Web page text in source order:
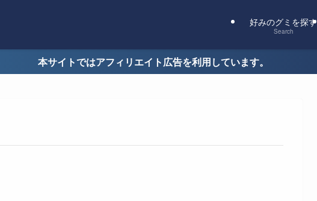
好みのグミを探す
Search
本サイトではアフィリエイト広告を利用しています。